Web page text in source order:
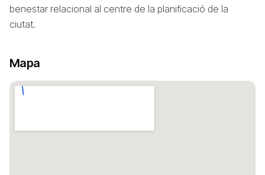
benestar relacional al centre de la planificació de la
ciutat.
Mapa